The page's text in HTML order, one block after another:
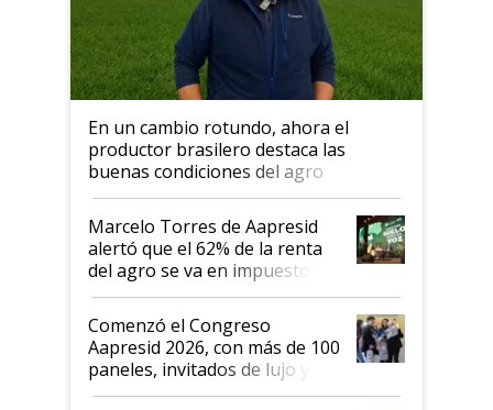
En un cambio rotundo, ahora el
productor brasilero destaca las
buenas condiciones del agro
argentino para invertir: "Los veo
más motivados"
Marcelo Torres de Aapresid
alertó que el 62% de la renta
del agro se va en impuestos:
"No es bueno que en
Argentina se sigan discutiendo
las mismas cosas de hace 50
años"
Comenzó el Congreso
Aapresid 2026, con más de 100
paneles, invitados de lujo y
todas las tendencias